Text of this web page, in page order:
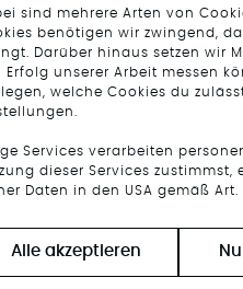
sind mehrere Arten von
benötigen wir zwingend,
Darüber hinaus setzen wir
Erfolg unserer Arbeit messen
welche Cookies du
Services verarbeiten
dieser Services
Daten in den USA gemäß Art.
Alle akzeptieren